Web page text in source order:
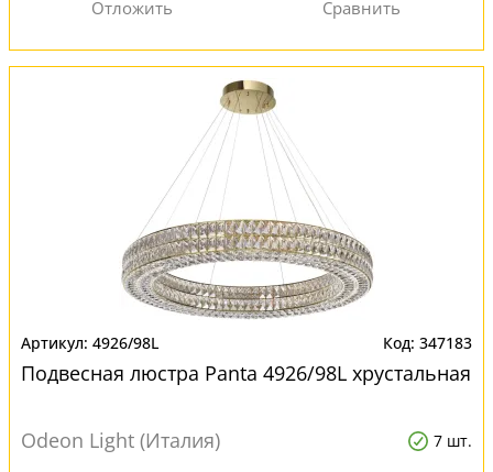
4926/98L 347183
Подвесная люстра Panta 4926/98L хрустальная
Odeon Light (Италия) 7 шт.